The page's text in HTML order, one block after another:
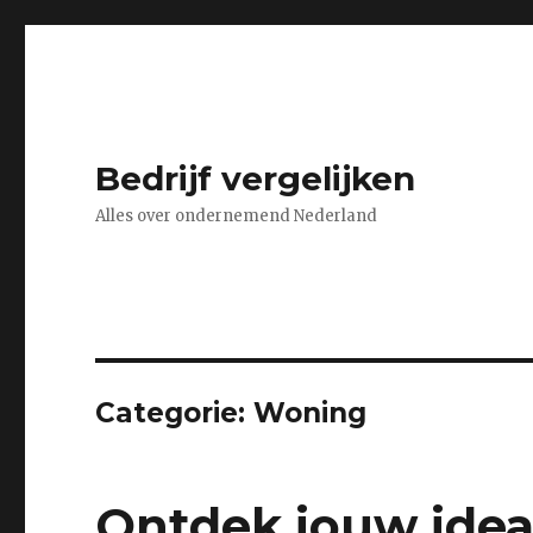
Bedrijf vergelijken
Alles over ondernemend Nederland
Categorie:Woning